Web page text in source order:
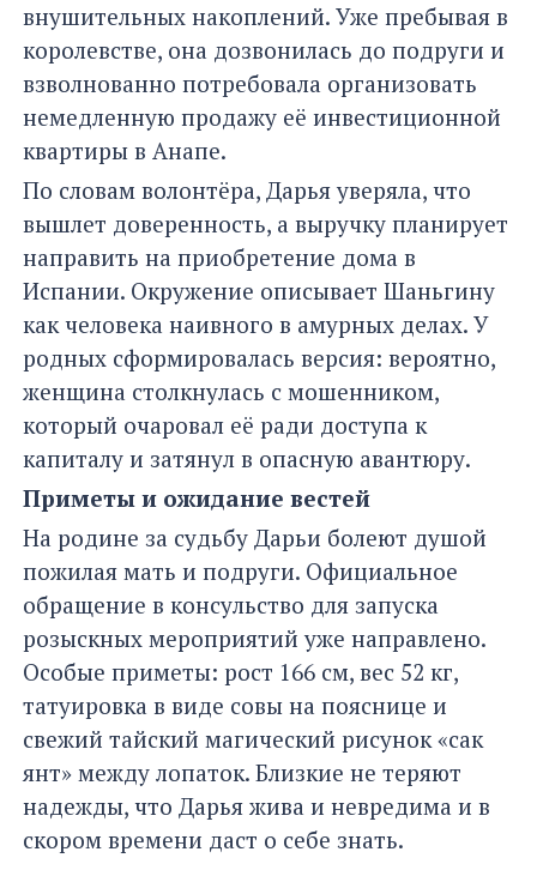
внушительных накоплений. Уже пребывая в
королевстве, она дозвонилась до подруги и
взволнованно потребовала организовать
немедленную продажу её инвестиционной
квартиры в Анапе.
По словам волонтёра, Дарья уверяла, что
вышлет доверенность, а выручку планирует
направить на приобретение дома в
Испании. Окружение описывает Шаньгину
как человека наивного в амурных делах. У
родных сформировалась версия: вероятно,
женщина столкнулась с мошенником,
который очаровал её ради доступа к
капиталу и затянул в опасную авантюру.
Приметы и ожидание вестей
На родине за судьбу Дарьи болеют душой
пожилая мать и подруги. Официальное
обращение в консульство для запуска
розыскных мероприятий уже направлено.
Особые приметы: рост 166 см, вес 52 кг,
татуировка в виде совы на пояснице и
свежий тайский магический рисунок «сак
янт» между лопаток. Близкие не теряют
надежды, что Дарья жива и невредима и в
скором времени даст о себе знать.